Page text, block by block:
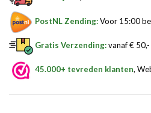
PostNL Zending:Voor 15:00
Gratis Verzending:vanaf €
45.000+ tevreden klanten,